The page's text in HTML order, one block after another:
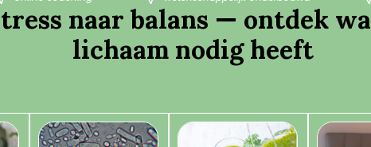
naar balans — ontdek
lichaam nodig heeft